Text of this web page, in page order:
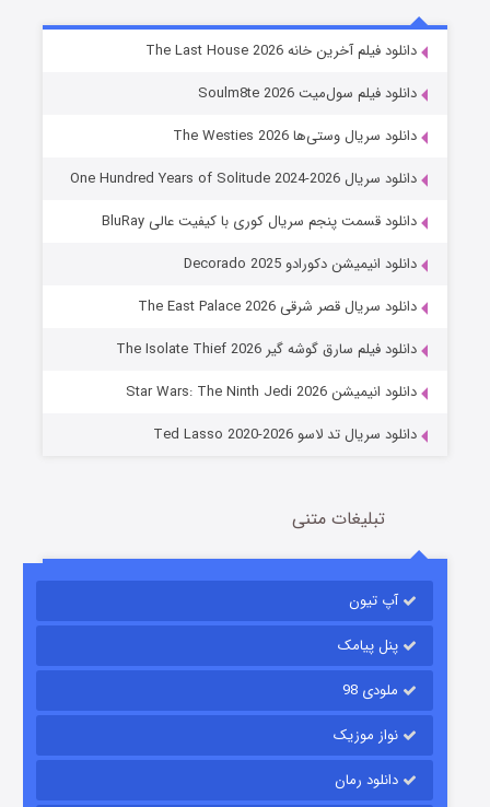
شوگر فصل ۲
خاندان اژدها فصل ۳
قسمت6 (زیرنویس) منتشر شد
دانلود فیلم آخرین خانه The Last House 2026
دانلود فیلم سول‌میت Soulm8te 2026
دانلود سریال وستی‌ها The Westies 2026
دانلود سریال One Hundred Years of Solitude 2024-2026
دانلود قسمت پنجم سریال کوری با کیفیت عالی BluRay
دانلود انیمیشن دکورادو Decorado 2025
دانلود سریال قصر شرقی The East Palace 2026
دانلود فیلم سارق گوشه گیر The Isolate Thief 2026
دانلود انیمیشن Star Wars: The Ninth Jedi 2026
دانلود سریال تد لاسو Ted Lasso 2020-2026
تبلیغات متنی
آپ تیون
پنل پیامک
ملودی 98
نواز موزیک
دانلود رمان